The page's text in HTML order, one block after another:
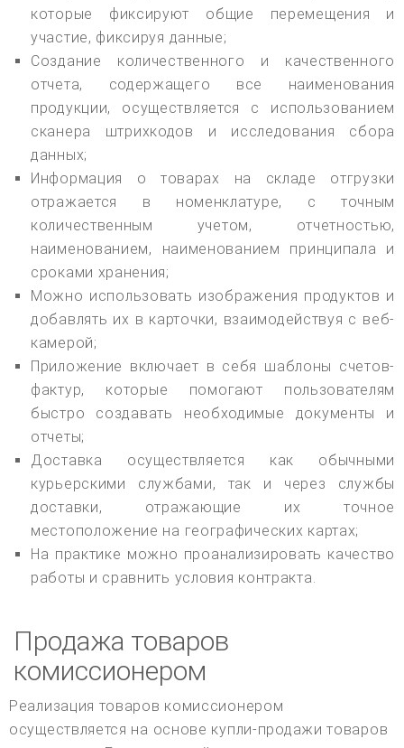
которые фиксируют общие перемещения и
участие, фиксируя данные;
Создание количественного и качественного
отчета, содержащего все наименования
продукции, осуществляется с использованием
сканера штрихкодов и исследования сбора
данных;
Информация о товарах на складе отгрузки
отражается в номенклатуре, с точным
количественным учетом, отчетностью,
наименованием, наименованием принципала и
сроками хранения;
Можно использовать изображения продуктов и
добавлять их в карточки, взаимодействуя с веб-
камерой;
Приложение включает в себя шаблоны счетов-
фактур, которые помогают пользователям
быстро создавать необходимые документы и
отчеты;
Доставка осуществляется как обычными
курьерскими службами, так и через службы
доставки, отражающие их точное
местоположение на географических картах;
На практике можно проанализировать качество
работы и сравнить условия контракта.
Продажа товаров
комиссионером
Реализация товаров комиссионером
осуществляется на основе купли-продажи товаров